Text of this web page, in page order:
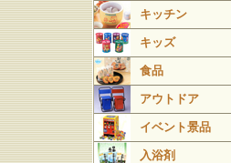
キッチン
キッズ
食品
アウトドア
イベント景品
入浴剤